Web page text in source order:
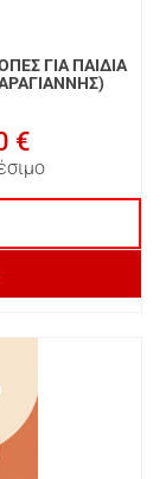
ΓΙΑ ΠΑΙΔΙΑ
€